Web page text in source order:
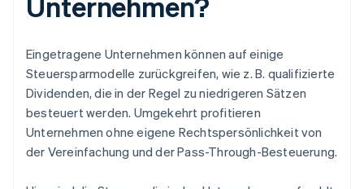
Eingetragene Unternehmen können auf einige
Steuersparmodelle zurückgreifen, wie z. B. qualifizierte
Dividenden, die in der Regel zu niedrigeren Sätzen
besteuert werden. Umgekehrt profitieren
Unternehmen ohne eigene Rechtspersönlichkeit von
der Vereinfachung und der Pass-Through-Besteuerung.